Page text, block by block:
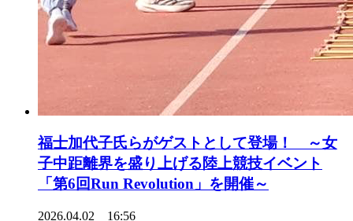
福士加代子氏らがゲストとして登場！ ～女
子中距離界を盛り上げる陸上競技イベント
「第6回Run Revolution」を開催～
2026.04.02 16:56